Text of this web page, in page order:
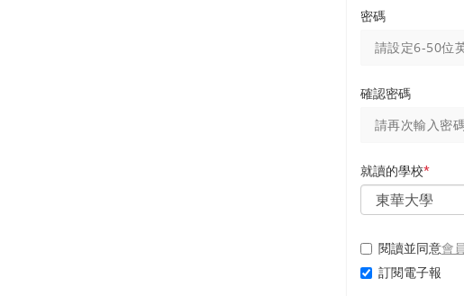
密碼
確認密碼
就讀的學校*
閱讀並同意會
訂閱電子報